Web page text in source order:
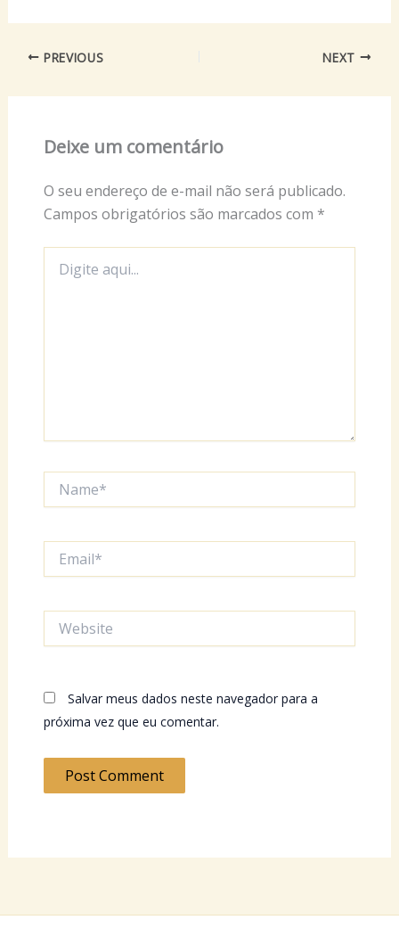
PREVIOUS NEXT
Deixe um comentário
O seu endereço de e-mail não será publicado.
Campos obrigatórios são marcados com *
aqui...
Salvar meus dados neste navegador para a
próxima vez que eu comentar.